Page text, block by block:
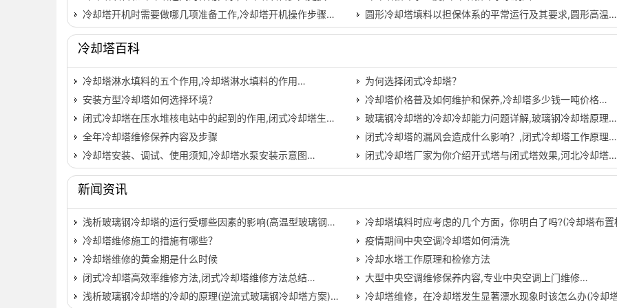
冷却塔开机时需要做哪几项准备工作,冷却塔开机操作步骤…
圆形冷却塔填料以担保体系的平常运行及其要求,圆形高温…
冷却塔百科
冷却塔淋水填料的五个作用,冷却塔淋水填料的作用…
为何选择闭式冷却塔？
安装方型冷却塔如何选择环境？
冷却塔价格普及如何维护和保养,冷却塔多少钱一吨价格…
闭式冷却塔在压水堆核电站中的起到的作用,闭式冷却塔生…
玻璃钢冷却塔的冷却冷却能力问题详解,玻璃钢冷却塔原理…
全年冷却塔维修保养内容及步骤
闭式冷却塔的漏风会造成什么影响？,闭式冷却塔工作原理…
冷却塔安装、调试、使用须知,冷却塔水泵安装示意图…
闭式冷却塔厂家为你介绍开式塔与闭式塔效果,河北冷却塔…
新闻资讯
浅析玻璃钢冷却塔的运行受哪些因素的影响(高温型玻璃钢…
冷却塔填料时应考虑的几个方面，你明白了吗?(冷却塔布
冷却塔维修施工的措施有哪些？
疫情期间中央空调冷却塔如何清洗
冷却塔维修的黄金期是什么时候
冷却水塔工作原理和检修方法
闭式冷却塔高效率维修方法,闭式冷却塔维修方法总结…
大型中央空调维修保养内容,专业中央空调上门维修…
浅析玻璃钢冷却塔的冷却的原理(逆流式玻璃钢冷却塔方案)…
冷却塔维修，在冷却塔发生显著漂水现象时该怎么办(冷却